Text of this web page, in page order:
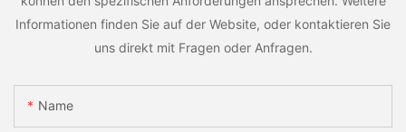
Informationen finden Sie auf der Website, oder kontaktieren Sie
uns direkt mit Fragen oder Anfragen.
Name